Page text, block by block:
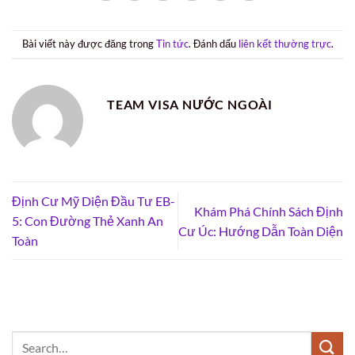
Bài viết này được đăng trongTin tức. Đánh dấu liên kết thường trực.
TEAM VISA NƯỚC NGOÀI
Định Cư Mỹ Diện Đầu Tư EB-
5: Con Đường Thẻ Xanh An
Toàn
Khám Phá Chính Sách Định
Cư Úc: Hướng Dẫn Toàn Diện